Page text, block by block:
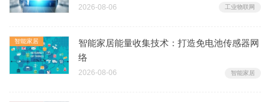
2026-08-06 工业物联网
智能家居
智能家居能量收集技术：打造免电池传感器网
络
2026-08-06 智能家居